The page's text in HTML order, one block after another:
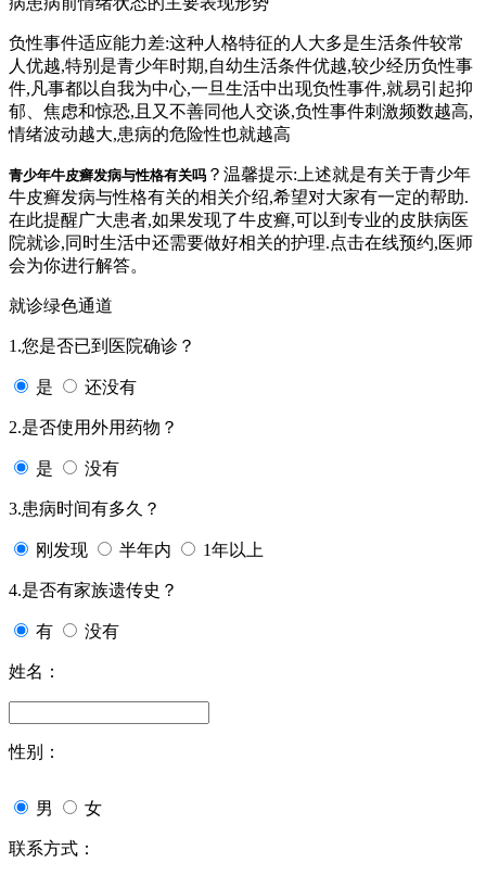
负性事件适应能力差:这种人格特征的人大多是生活条件较常
人优越,特别是青少年时期,自幼生活条件优越,较少经历负性事
件,凡事都以自我为中心,一旦生活中出现负性事件,就易引起抑
郁、焦虑和惊恐,且又不善同他人交谈,负性事件刺激频数越高,
情绪波动越大,患病的危险性也就越高
青少年牛皮癣发病与性格有关吗 ？温馨提示:上述就是有关于青少年
牛皮癣发病与性格有关的相关介绍,希望对大家有一定的帮助.
在此提醒广大患者,如果发现了牛皮癣,可以到专业的皮肤病医
院就诊,同时生活中还需要做好相关的护理.点击在线预约,医师
会为你进行解答。
就诊绿色通道
1.您是否已到医院确诊？
是 还没有
2.是否使用外用药物？
是 没有
3.患病时间有多久？
刚发现 半年内 1年以上
4.是否有家族遗传史？
有 没有
姓名：
性别：
男 女
联系方式：